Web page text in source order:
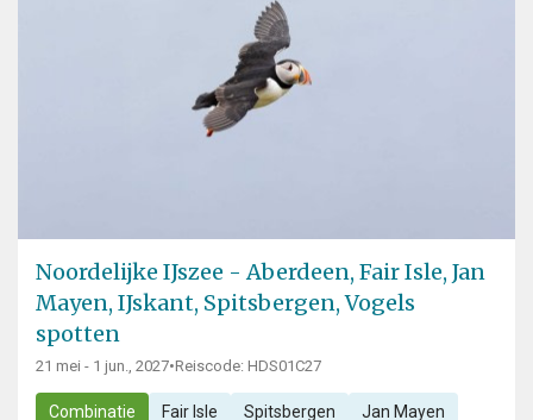
Noordelijke IJszee - Aberdeen, Fair Isle, Jan
Mayen, IJskant, Spitsbergen, Vogels
spotten
21 mei - 1 jun., 2027•Reiscode: HDS01C27
Combinatie Fair Isle Spitsbergen Jan Mayen